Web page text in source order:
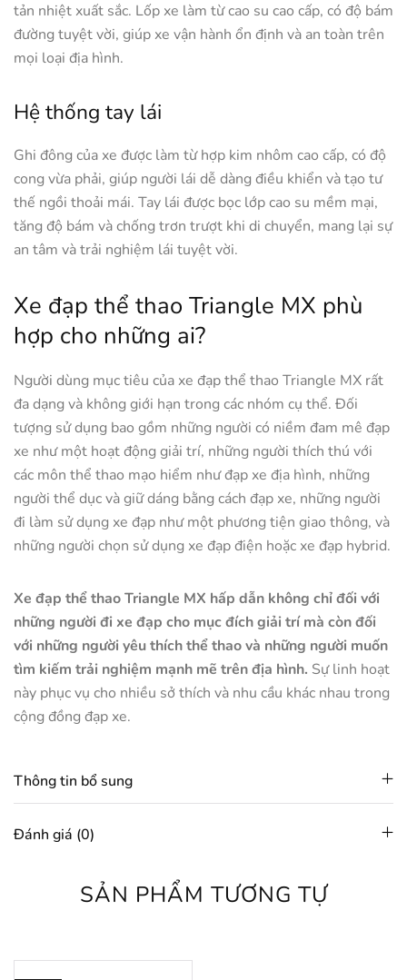
tản nhiệt xuất sắc. Lốp xe làm từ cao su cao cấp, có độ bám
đường tuyệt vời, giúp xe vận hành ổn định và an toàn trên
mọi loại địa hình.
Hệ thống tay lái
Ghi đông của xe được làm từ hợp kim nhôm cao cấp, có độ
cong vừa phải, giúp người lái dễ dàng điều khiển và tạo tư
thế ngồi thoải mái. Tay lái được bọc lớp cao su mềm mại,
tăng độ bám và chống trơn trượt khi di chuyển, mang lại sự
an tâm và trải nghiệm lái tuyệt vời.
Xe đạp thể thao Triangle MX phù
hợp cho những ai?
Người dùng mục tiêu của xe đạp thể thao Triangle MX rất
đa dạng và không giới hạn trong các nhóm cụ thể. Đối
tượng sử dụng bao gồm những người có niềm đam mê đạp
xe như một hoạt động giải trí, những người thích thú với
các môn thể thao mạo hiểm như đạp xe địa hình, những
người thể dục và giữ dáng bằng cách đạp xe, những người
đi làm sử dụng xe đạp như một phương tiện giao thông, và
những người chọn sử dụng xe đạp điện hoặc xe đạp hybrid.
Xe đạp thể thao Triangle MX hấp dẫn không chỉ đối với
những người đi xe đạp cho mục đích giải trí mà còn đối
với những người yêu thích thể thao và những người muốn
tìm kiếm trải nghiệm mạnh mẽ trên địa hình. Sự linh hoạt
này phục vụ cho nhiều sở thích và nhu cầu khác nhau trong
cộng đồng đạp xe.
Thông tin bổ sung
Đánh giá (0)
SẢN PHẨM TƯƠNG TỰ